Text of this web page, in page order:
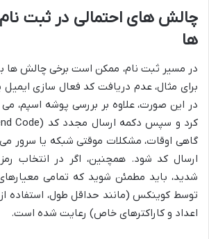
چالش های احتمالی در ثبت
ها
در مسیر ثبت نام، ممکن است برخی چالش ها
برای مثال، عدم دریافت کد فعال سازی
در این صورت، علاوه بر بررسی پوشه اسپم،
گاهی اوقات، مشکلات موقتی شبکه یا سرور می
ارسال کد شود. همچنین، اگر در انتخاب
شدید، باید مطمئن شوید که تمامی
توسط کوینکس (مانند حداقل طول، استفاده
اعداد و کاراکترهای خاص) رعایت شده است.